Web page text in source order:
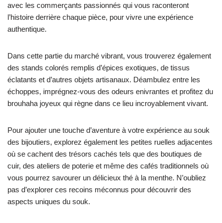
avec les commerçants passionnés qui vous raconteront
l’histoire derrière chaque pièce, pour vivre une expérience
authentique.
Dans cette partie du marché vibrant, vous trouverez également
des stands colorés remplis d’épices exotiques, de tissus
éclatants et d’autres objets artisanaux. Déambulez entre les
échoppes, imprégnez-vous des odeurs enivrantes et profitez du
brouhaha joyeux qui règne dans ce lieu incroyablement vivant.
Pour ajouter une touche d’aventure à votre expérience au souk
des bijoutiers, explorez également les petites ruelles adjacentes
où se cachent des trésors cachés tels que des boutiques de
cuir, des ateliers de poterie et même des cafés traditionnels où
vous pourrez savourer un délicieux thé à la menthe. N’oubliez
pas d’explorer ces recoins méconnus pour découvrir des
aspects uniques du souk.